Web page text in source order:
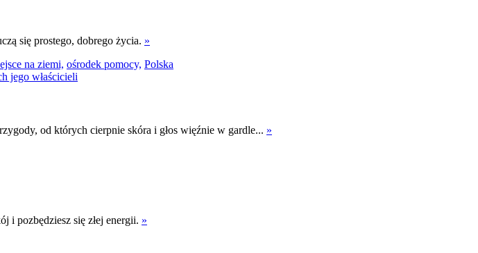
się prostego, dobrego życia. »
na ziemi, ośrodek pomocy, Polska
od których cierpnie skóra i głos więźnie w gardle... »
i pozbędziesz się złej energii. »